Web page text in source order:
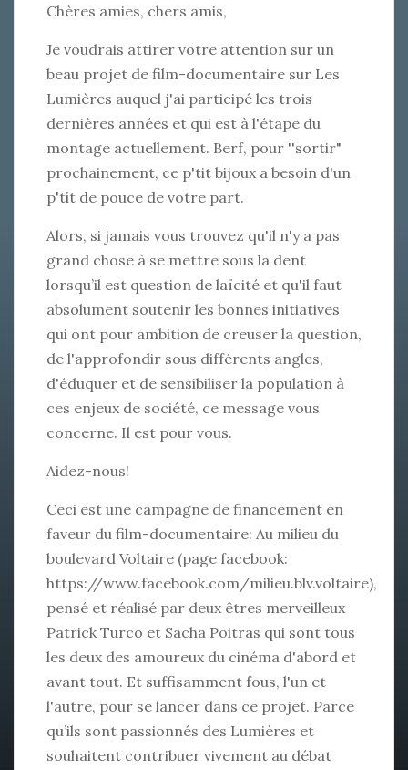
Chères amies, chers amis,
Je voudrais attirer votre attention sur un
beau projet de film-documentaire sur Les
Lumières auquel j'ai participé les trois
dernières années et qui est à l'étape du
montage actuellement. Berf, pour ''sortir"
prochainement, ce p'tit bijoux a besoin d'un
p'tit de pouce de votre part.
Alors, si jamais vous trouvez qu'il n'y a pas
grand chose à se mettre sous la dent
lorsqu’il est question de laïcité et qu'il faut
absolument soutenir les bonnes initiatives
qui ont pour ambition de creuser la question,
de l'approfondir sous différents angles,
d'éduquer et de sensibiliser la population à
ces enjeux de société, ce message vous
concerne. Il est pour vous.
Aidez-nous!
Ceci est une campagne de financement en
faveur du film-documentaire: Au milieu du
boulevard Voltaire (page facebook:
https://www.facebook.com/milieu.blv.voltaire),
pensé et réalisé par deux êtres merveilleux
Patrick Turco et Sacha Poitras qui sont tous
les deux des amoureux du cinéma d'abord et
avant tout. Et suffisamment fous, l'un et
l'autre, pour se lancer dans ce projet. Parce
qu’ils sont passionnés des Lumières et
souhaitent contribuer vivement au débat